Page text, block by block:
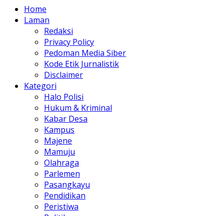
Home
Laman
Redaksi
Privacy Policy
Pedoman Media Siber
Kode Etik Jurnalistik
Disclaimer
Kategori
Halo Polisi
Hukum & Kriminal
Kabar Desa
Kampus
Majene
Mamuju
Olahraga
Parlemen
Pasangkayu
Pendidikan
Peristiwa